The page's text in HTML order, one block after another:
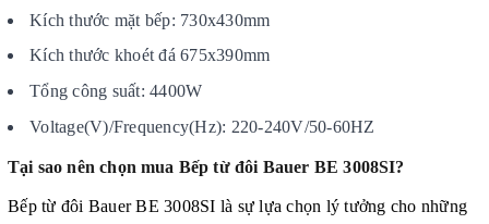
Kích thước mặt bếp: 730x430mm
Kích thước khoét đá 675x390mm
Tổng công suất: 4400W
Voltage(V)/Frequency(Hz): 220-240V/50-60HZ
Tại sao nên chọn mua Bếp từ đôi Bauer BE 3008SI?
Bếp từ đôi Bauer BE 3008SI là sự lựa chọn lý tưởng cho những